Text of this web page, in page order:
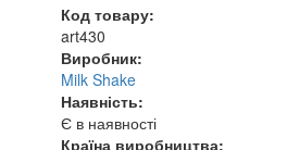
Код товару:
art430
Виробник:
Milk Shake
Наявність:
Є в наявності
Країна виробництва: